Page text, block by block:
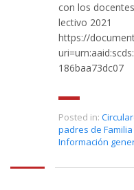
con los
lectivo 2021
https://
186baa73dc07
Posted in:
padres de Familia
Información